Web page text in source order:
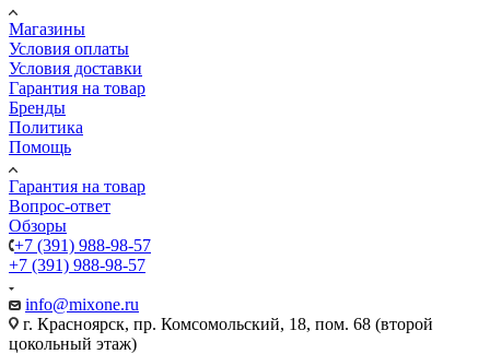
Магазины
Условия оплаты
Условия доставки
Гарантия на товар
Бренды
Политика
Помощь
Гарантия на товар
Вопрос-ответ
Обзоры
+7 (391) 988-98-57
+7 (391) 988-98-57
info@mixone.ru
г. Красноярск, пр. Комсомольский, 18, пом. 68 (второй
цокольный этаж)